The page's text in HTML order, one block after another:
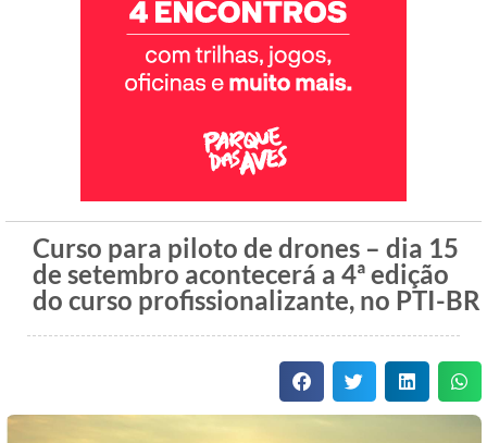
Curso para piloto de drones – dia 15
de setembro acontecerá a 4ª edição
do curso profissionalizante, no PTI-BR